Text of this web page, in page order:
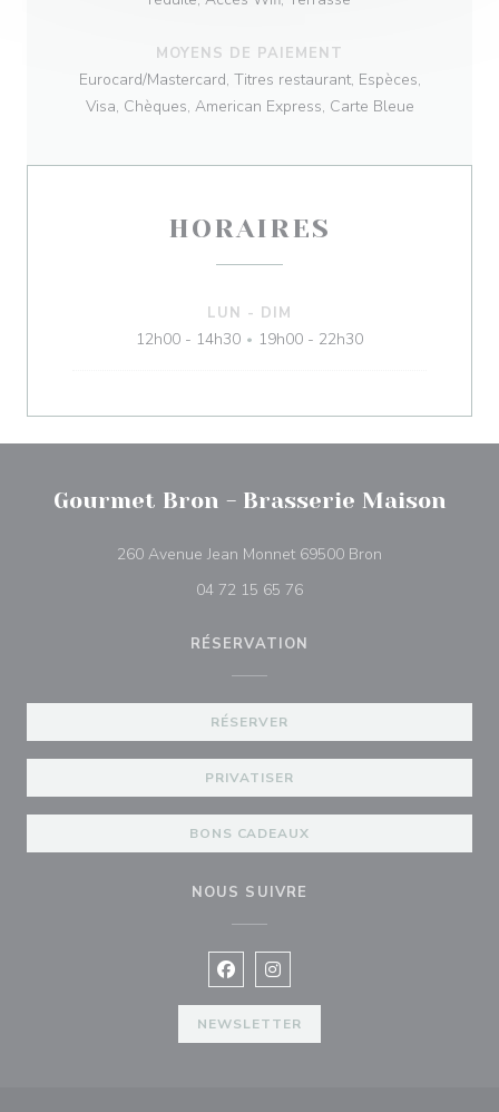
MOYENS DE PAIEMENT
Eurocard/Mastercard, Titres restaurant, Espèces,
Visa, Chèques, American Express, Carte Bleue
HORAIRES
LUN - DIM
12h00 - 14h30 • 19h00 - 22h30
Gourmet Bron - Brasserie Maison
260 Avenue Jean Monnet 69500 Bron
04 72 15 65 76
RÉSERVATION
RÉSERVER
PRIVATISER
BONS CADEAUX
NOUS SUIVRE
Facebook ((ouvre une nouvelle
Instagram ((ouvre une
NEWSLETTER